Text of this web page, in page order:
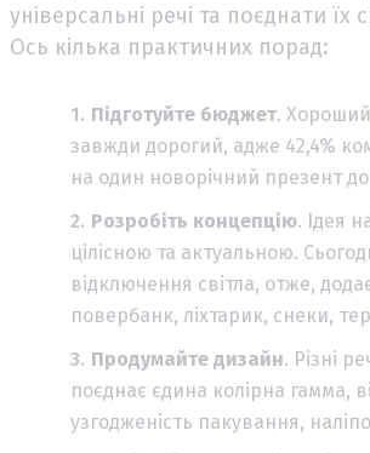
універсальні речі та поєднати їх
Ось кілька практичних порад:
Підготуйте бюджет.
завжди дорогий, адже 42,4%
на один новорічний презент
Розробіть концепцію. Ідея
цілісною та актуальною.
відключення світла, отже,
повербанк, ліхтарик, снеки,
Продумайте дизайн. Різні
поєднає єдина колірна гамма,
узгодженість пакування,